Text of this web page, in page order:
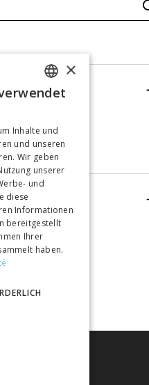
FRENCH
ITALIAN
×
Inhalte und
und unseren
Wir geben
unserer
und
diese
Informationen
bereitgestellt
Ihrer
haben.